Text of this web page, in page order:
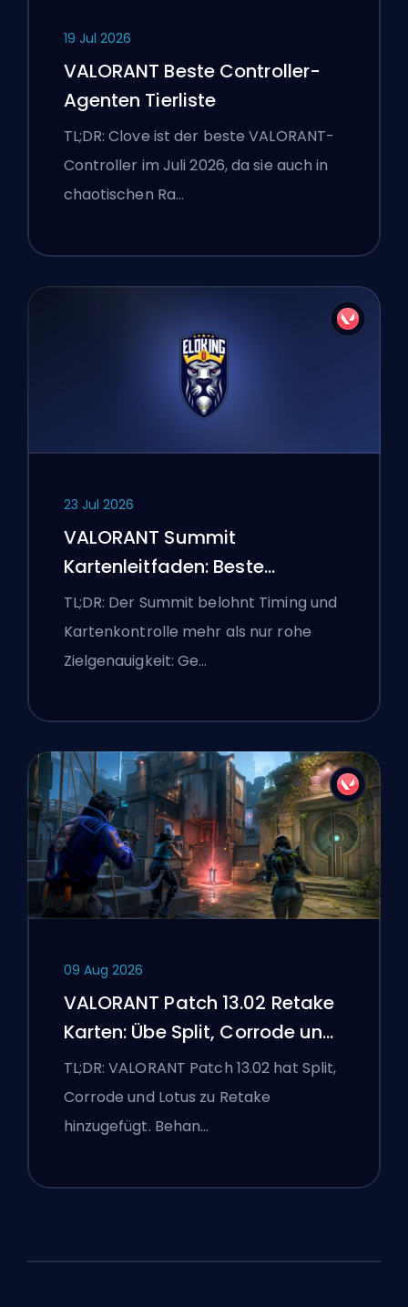
19 Jul 2026
VALORANT Beste Controller-
Agenten Tierliste
TL;DR: Clove ist der beste VALORANT-
Controller im Juli 2026, da sie auch in
chaotischen Ra…
23 Jul 2026
VALORANT Summit
Kartenleitfaden: Beste
Agenten, Callouts und
Smokes
TL;DR: Der Summit belohnt Timing und
Kartenkontrolle mehr als nur rohe
Zielgenauigkeit: Ge…
09 Aug 2026
VALORANT Patch 13.02 Retake
Karten: Übe Split, Corrode und
Lotus
TL;DR: VALORANT Patch 13.02 hat Split,
Corrode und Lotus zu Retake
hinzugefügt. Behan…